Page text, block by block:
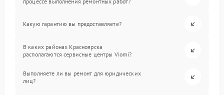
Какую гарантию вы предоставляете?
В каких районах Красноярска
располагаются сервисные центры Viomi?
Выполняете ли вы ремонт для юридических
лиц?